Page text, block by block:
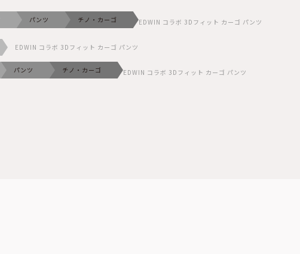
パンツ チノ・カーゴ EDWIN コラボ 3Dフィット カーゴ パンツ
EDWIN コラボ 3Dフィット カーゴ パンツ
パンツ チノ・カーゴ EDWIN コラボ 3Dフィット カーゴ パンツ